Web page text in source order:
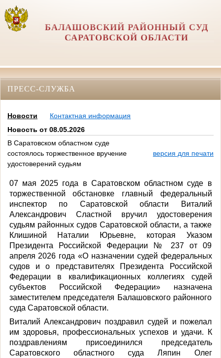
БАЛАШОВСКИЙ РАЙОННЫЙ СУД
САРАТОВСКОЙ ОБЛАСТИ
ПРЕСС-СЛУЖБА
Новости
Контактная информация
Новость от 08.05.2026
В Саратовском областном суде
состоялось торжественное вручение
удостоверений судьям
версия для печати
07 мая 2025 года в Саратовском областном суде в
торжественной обстановке главный федеральный
инспектор по Саратовской области Виталий
Александрович Сластной вручил удостоверения
судьям районных судов Саратовской области, а также
Клишиной Наталии Юрьевне, которая Указом
Президента Российской Федерации № 237 от 09
апреля 2026 года «О назначении судей федеральных
судов и о представителях Президента Российской
Федерации в квалификационных коллегиях судей
субъектов Российской Федерации» назначена
заместителем председателя Балашовского районного
суда Саратовской области.
Виталий Александрович поздравил судей и пожелал
им здоровья, профессиональных успехов и удачи. К
поздравлениям присоединился председатель
Саратовского областного суда Ляпин Олег